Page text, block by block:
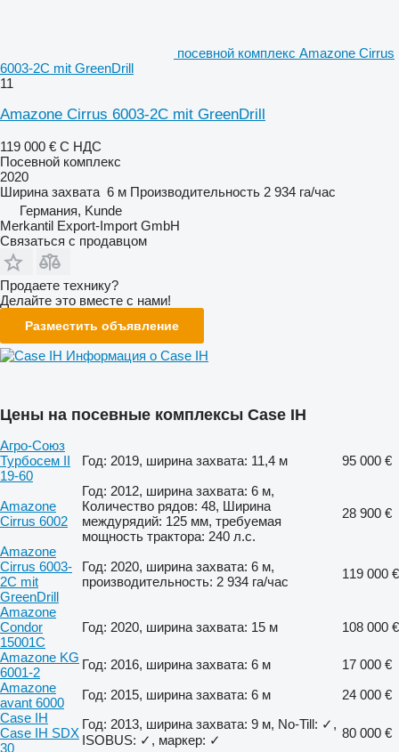
посевной комплекс Amazone Cirrus
6003-2C mit GreenDrill
11
Amazone Cirrus 6003-2C mit GreenDrill
119 000 € С НДС
Посевной комплекс
2020
Ширина захвата 6 м Производительность 2 934 га/час
Германия, Kunde
Merkantil Export-Import GmbH
Связаться с продавцом
Продаете технику?
Делайте это вместе с нами!
Разместить объявление
Информация о Case IH
Цены на посевные комплексы Case IH
Агро-Союз
Турбосем II
19-60
Год: 2019, ширина захвата: 11,4 м 95 000 €
Amazone
Cirrus 6002
Год: 2012, ширина захвата: 6 м,
Количество рядов: 48, Ширина
междурядий: 125 мм, требуемая
мощность трактора: 240 л.с.
28 900 €
Amazone
Cirrus 6003-
2C mit
GreenDrill
Год: 2020, ширина захвата: 6 м,
производительность: 2 934 га/час
119 000 €
Amazone
Condor
15001C
Год: 2020, ширина захвата: 15 м
108 000 €
Amazone KG
6001-2
Год: 2016, ширина захвата: 6 м
17 000 €
Amazone
avant 6000
Год: 2015, ширина захвата: 6 м
24 000 €
Case IH
Case IH SDX
30
Год: 2013, ширина захвата: 9 м, No-Till: ✓,
ISOBUS: ✓, маркер: ✓
80 000 €